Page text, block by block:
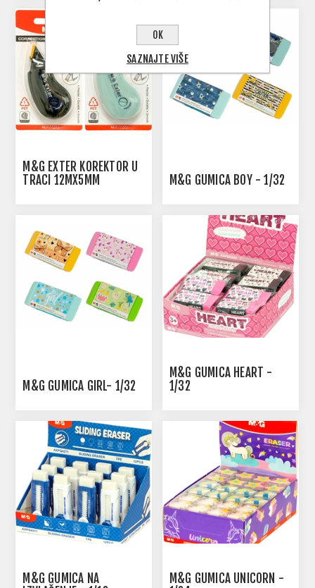
M&G EXTER KOREKTOR U
TRACI 12MX5MM
M&G GUMICA BOY - 1/32
M&G GUMICA GIRL- 1/32
M&G GUMICA HEART -
1/32
M&G GUMICA NA
M&G GUMICA UNICORN -
OK
SAZNAJTE VIŠE